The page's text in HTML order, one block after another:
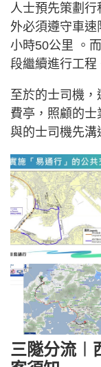
人士預先策劃
外必須遵守車
小時50公里 。
段繼續進行工程
至於的士司機
費亭，照顧的
與的士司機先溝
三隧分流︱